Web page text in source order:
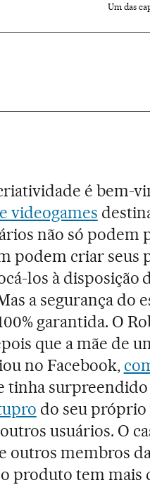
Um das
é bem-
videogames
não só podem
podem criar seus
los à disposição
a segurança do
garantida. O
que a mãe de
no Facebook,
tinha surpreendido
do seu
usuários. O
outros membros
produto tem mais